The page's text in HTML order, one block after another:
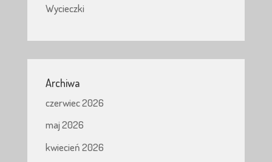
Wycieczki
Archiwa
czerwiec 2026
maj 2026
kwiecień 2026